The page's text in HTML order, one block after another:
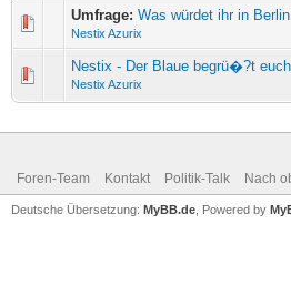
Umfrage: Was würdet ihr in
Nestix Azurix
Nestix - Der Blaue begrü�?t
Nestix Azurix
Foren-Team Kontakt Politik-Talk Nach
Deutsche Übersetzung: MyBB.de , Powered by